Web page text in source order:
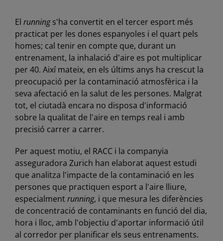
El runnings'ha convertit en el tercer esport més
practicat per les dones espanyoles i el quart pels
homes; cal tenir en compte que, durant un
entrenament, la inhalació d'aire es pot multiplicar
per 40. Així mateix, en els últims anys ha crescut la
preocupació per la contaminació atmosfèrica i la
seva afectació en la salut de les persones. Malgrat
tot, el ciutadà encara no disposa d'informació
sobre la qualitat de l'aire en temps real i amb
precisió carrer a carrer.
Per aquest motiu, el RACC i la companyia
asseguradora Zurich han elaborat aquest estudi
que analitza l'impacte de la contaminació en les
persones que practiquen esport a l'aire lliure,
especialmentrunning, i que mesura les diferències
de concentració de contaminants en funció del dia,
hora i lloc, amb l'objectiu d'aportar informació útil
al corredor per planificar els seus entrenaments.